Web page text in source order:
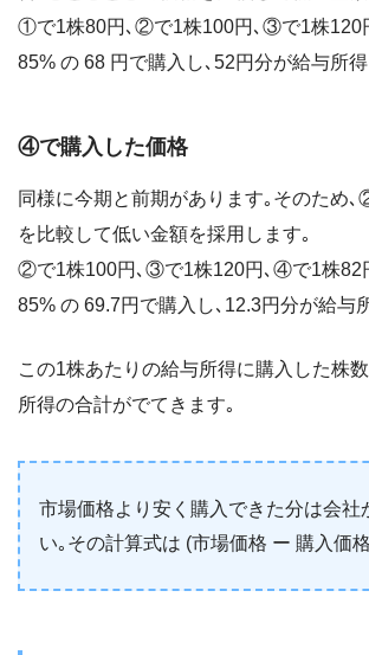
①で1株80円､②で1株100円､③で1株120
85% の 68 円で購入し､52円分が給与所
④で購入した価格
同様に今期と前期があります｡そのた
を比較して低い金額を採用します｡
②で1株100円､③で1株120円､④で1株82
85% の 69.7円で購入し､12.3円分が給与
この1株あたりの給与所得に購入した株
所得の合計がでてきます｡
市場価格より安く購入できた分は会社
い｡その計算式は (市場価格 ー 購入価